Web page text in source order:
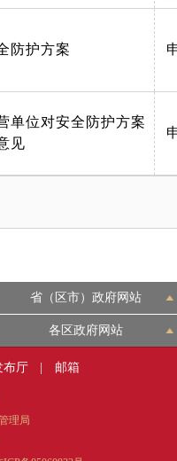
防护方案
单位对安全防护方案
见
省（区市）政府网站
各区政府网站
布厅 邮箱
理局